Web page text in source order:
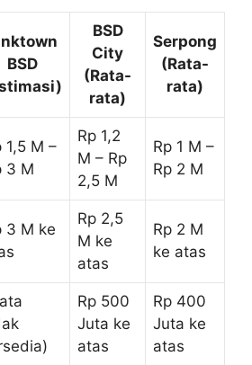
BSD
BSD
City
(Rata-
rata)
Serpong
(Rata-
rata)
1,5 M –
3 M
Rp 1,2
M – Rp
2,5 M
Rp 1 M –
Rp 2 M
3 M ke
Rp 2,5
M ke
atas
Rp 2 M
ke atas
Rp 500
Juta ke
atas
Rp 400
Juta ke
atas